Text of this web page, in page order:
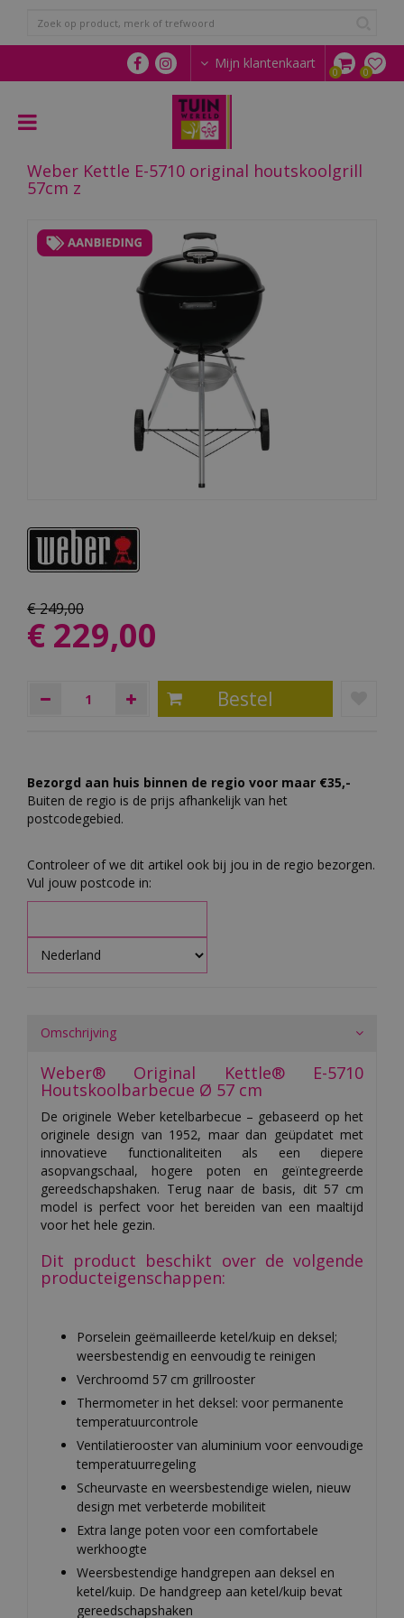
n
a
Mijn klantenkaart
Weber Kettle E-5710 original houtskoolgrill
57cm z
€249,00
€ 229,00
Bezorgd aan huis binnen de regio voor maar €35,-
Buiten de regio is de prijs afhankelijk van het
postcodegebied.
Controleer of we dit artikel ook bij jou in de regio bezorgen.
Vul jouw postcode in:
Omschrijving
Weber® Original Kettle® E-5710
Houtskoolbarbecue Ø 57 cm
De originele Weber ketelbarbecue – gebaseerd op het
originele design van 1952, maar dan geüpdatet met
innovatieve functionaliteiten als een diepere
asopvangschaal, hogere poten en geïntegreerde
gereedschapshaken. Terug naar de basis, dit 57 cm
model is perfect voor het bereiden van een maaltijd
voor het hele gezin.
Dit product beschikt over de volgende
producteigenschappen:
Porselein geëmailleerde ketel/kuip en deksel;
weersbestendig en eenvoudig te reinigen
Verchroomd 57 cm grillrooster
Thermometer in het deksel: voor permanente
temperatuurcontrole
Ventilatierooster van aluminium voor eenvoudige
temperatuurregeling
Scheurvaste en weersbestendige wielen, nieuw
design met verbeterde mobiliteit
Extra lange poten voor een comfortabele
werkhoogte
Weersbestendige handgrepen aan deksel en
ketel/kuip. De handgreep aan ketel/kuip bevat
gereedschapshaken